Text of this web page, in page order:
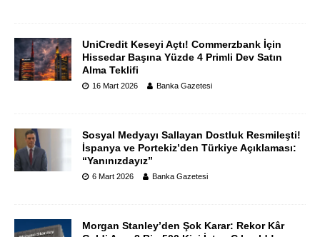
UniCredit Keseyi Açtı! Commerzbank İçin
Hissedar Başına Yüzde 4 Primli Dev Satın
Alma Teklifi
16 Mart 2026 Banka Gazetesi
Sosyal Medyayı Sallayan Dostluk Resmileşti!
İspanya ve Portekiz’den Türkiye Açıklaması:
“Yanınızdayız”
6 Mart 2026 Banka Gazetesi
Morgan Stanley’den Şok Karar: Rekor Kâr